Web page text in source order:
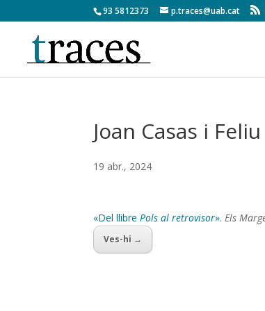
93 5812373 p.traces@uab.cat
Joan Casas i
19 abr., 2024
«Del llibrePols al retrovisor».Els
Ves-hi →